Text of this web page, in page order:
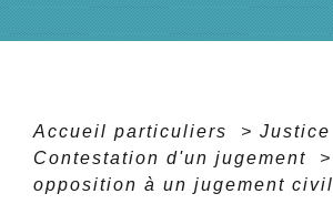
Accueil particuliers > Justice
Contestation d'un jugement
>
opposition à un jugement civil